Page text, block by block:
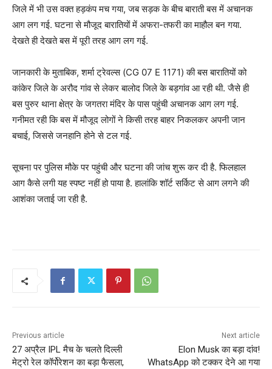
जिले में भी उस वक्त हड़कंप मच गया, जब सड़क के बीच बाराती बस में अचानक
आग लग गई. घटना से मौजूद बारातियों में अफरा-तफरी का माहौल बन गया.
देखते ही देखते बस में पूरी तरह आग लग गई.
जानकारी के मुताबिक, शर्मा ट्रेवल्स (CG 07 E 1171) की बस बारातियों को
कांकेर जिले के अरौद गांव से लेकर बालोद जिले के बड़गांव आ रही थी. जैसे ही
बस पुरुर थाना क्षेत्र के जगतरा मंदिर के पास पहुंची अचानक आग लग गई.
गनीमत रही कि बस में मौजूद लोगों ने किसी तरह बाहर निकलकर अपनी जान
बचाई, जिससे जनहानि होने से टल गई.
सूचना पर पुलिस मौके पर पहुंची और घटना की जांच शुरू कर दी है. फिलहाल
आग कैसे लगी यह स्पष्ट नहीं हो पाया है. हालांकि शॉर्ट सर्किट से आग लगने की
आशंका जताई जा रही है.
Previous article
27 अप्रैल IPL मैच के चलते दिल्ली
मेट्रो रेल कॉर्पोरेशन का बड़ा फैसला,
Next article
Elon Musk का बड़ा दांव!
WhatsApp को टक्कर देने आ गया